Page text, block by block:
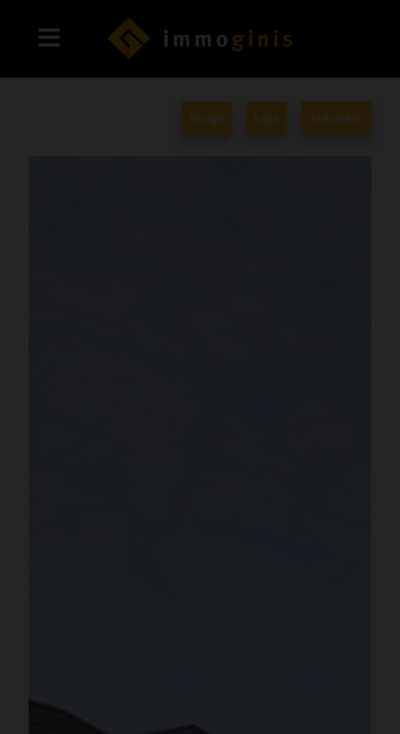
Vorige Lijst Afdrukken